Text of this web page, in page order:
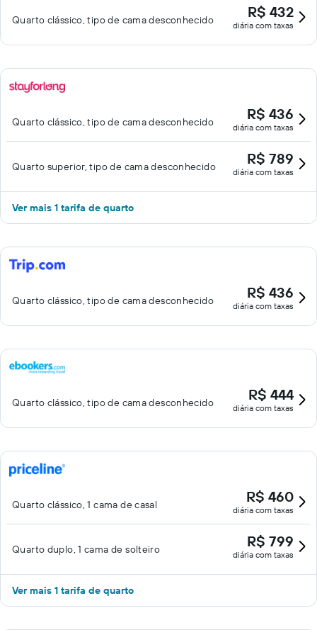
Quarto clássico, tipo de cama desconhecido R$ 432
diária com taxas
Quarto clássico, tipo de cama desconhecido R$ 436
diária com taxas
Quarto superior, tipo de cama desconhecido R$ 789
diária com taxas
Ver mais 1 tarifa de quarto
Quarto clássico, tipo de cama desconhecido R$ 436
diária com taxas
Quarto clássico, tipo de cama desconhecido R$ 444
diária com taxas
Quarto clássico, 1 cama de casal R$ 460
diária com taxas
Quarto duplo, 1 cama de solteiro R$ 799
diária com taxas
Ver mais 1 tarifa de quarto